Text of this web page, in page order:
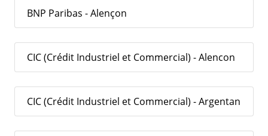
BNP Paribas - Alençon
CIC (Crédit Industriel et Commercial) - Alencon
CIC (Crédit Industriel et Commercial) - Argentan